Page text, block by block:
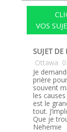
VOS
SUJET DE
Ottawa
Je
prière
souvent
les
est le
tout.
Que je
Nehemie